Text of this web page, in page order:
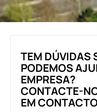
TEM DÚVIDAS
PODEMOS
EMPRESA?
CONTACTE-
EM